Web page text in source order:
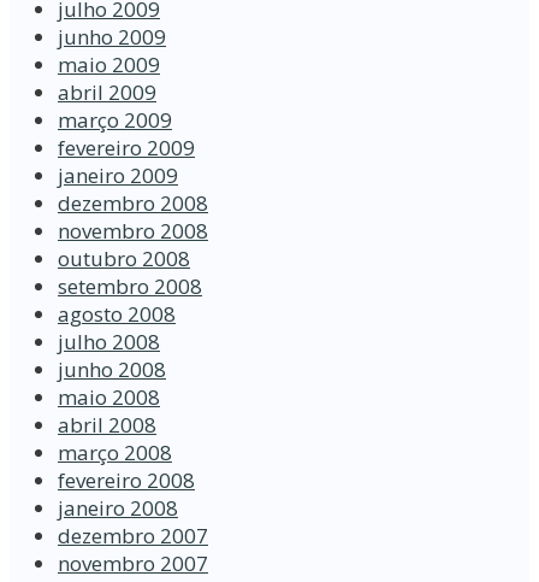
julho 2009
junho 2009
maio 2009
abril 2009
março 2009
fevereiro 2009
janeiro 2009
dezembro 2008
novembro 2008
outubro 2008
setembro 2008
agosto 2008
julho 2008
junho 2008
maio 2008
abril 2008
março 2008
fevereiro 2008
janeiro 2008
dezembro 2007
novembro 2007